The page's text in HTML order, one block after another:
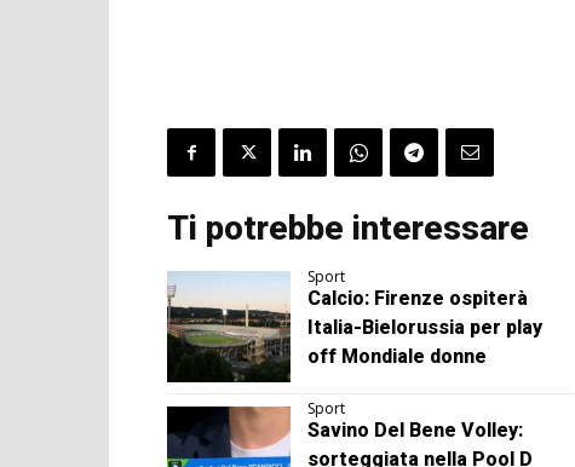
Ti potrebbe interessare
Sport
Calcio: Firenze ospiterà
Italia-Bielorussia per play
off Mondiale donne
Sport
Savino Del Bene Volley:
sorteggiata nella Pool D